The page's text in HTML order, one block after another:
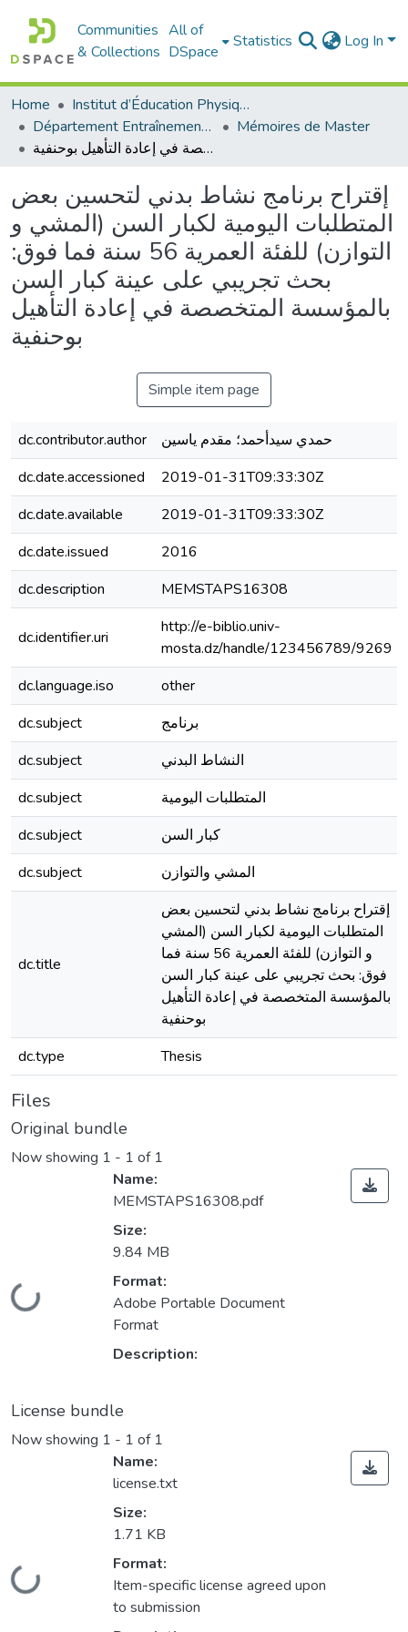
Communities
& Collections
All of
DSpace
Statistics Log In
Home
Institut d’Éducation Physique et Sportive
Département Entraînement Sportif (ES)
Mémoires de Master
إقتراح برنامج نشاط بدني لتحسين بعض المتطلبات اليومية لكبار السن (المشي و التوازن) للفئة العمرية 56 سنة فما فوق: بحث تجريبي على عينة كبار السن بالمؤسسة المتخصصة في إعادة التأهيل بوحنفية
إقتراح برنامج نشاط بدني لتحسين بعض
المتطلبات اليومية لكبار السن (المشي و
التوازن) للفئة العمرية 56 سنة فما فوق:
بحث تجريبي على عينة كبار السن
بالمؤسسة المتخصصة في إعادة التأهيل
بوحنفية
Simple item page
dc.contributor.author
حمدي سيدأحمد؛ مقدم ياسين
dc.date.accessioned
2019-01-31T09:33:30Z
dc.date.available
2019-01-31T09:33:30Z
dc.date.issued
2016
dc.description
MEMSTAPS16308
dc.identifier.uri
http://e-biblio.univ-
mosta.dz/handle/123456789/9269
dc.language.iso
other
dc.subject
برنامج
dc.subject
النشاط البدني
dc.subject
المتطلبات اليومية
dc.subject
كبار السن
dc.subject
المشي والتوازن
dc.title
إقتراح برنامج نشاط بدني لتحسين بعض
المتطلبات اليومية لكبار السن (المشي
و التوازن) للفئة العمرية 56 سنة فما
فوق: بحث تجريبي على عينة كبار السن
بالمؤسسة المتخصصة في إعادة التأهيل
بوحنفية
dc.type Thesis
Files
Original bundle
Now showing 1 - 1 of 1
Loading...
Name:
MEMSTAPS16308.pdf
Size:
9.84 MB
Format:
Adobe Portable Document
Format
Description:
License bundle
Now showing 1 - 1 of 1
Loading...
Name:
license.txt
Size:
1.71 KB
Format:
Item-specific license agreed upon
to submission